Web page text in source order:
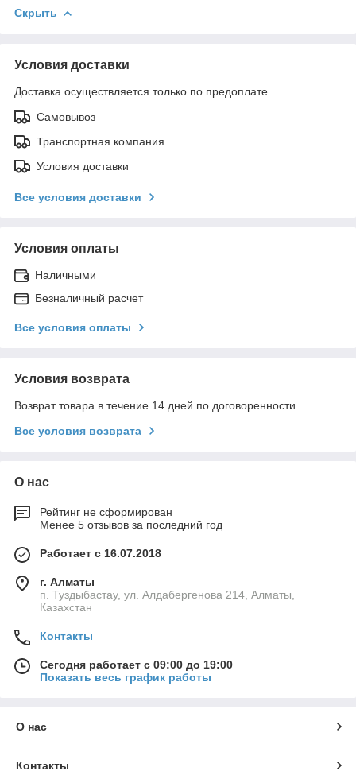
Скрыть
Условия доставки
Доставка осуществляется только по предоплате.
Самовывоз
Транспортная компания
Условия доставки
Все условия доставки
Условия оплаты
Наличными
Безналичный расчет
Все условия оплаты
Условия возврата
Возврат товара в течение 14 дней по договоренности
Все условия возврата
О нас
Рейтинг не сформирован
Менее 5 отзывов за последний год
Работает с 16.07.2018
г. Алматы
п. Туздыбастау, ул. Алдабергенова 214, Алматы,
Казахстан
Контакты
Сегодня работает с 09:00 до 19:00
Показать весь график работы
О нас
Контакты